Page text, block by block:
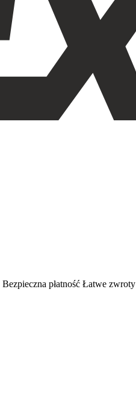
Bezpieczna płatność Łatwe zwroty